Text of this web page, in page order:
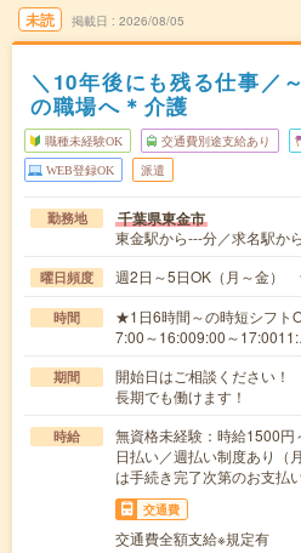
未読 掲載日 2026/08/05
＼10年後にも残る仕事／
の職場へ＊介護
職種未経験OK 交通費別途支給あり
WEB登録OK 派遣
勤務地 千葉県東金市
東金駅から---分／求名駅か
曜日頻度 週2日～5日OK（月～金）
時間
★1日6時間～の時短シフト
7:00～16:009:00～
期間
開始日はご相談ください
長期でも働けます！
時給
無資格未経験：時給1500
日払い／週払い制度あり（
は手続き完了次第のお支払
交通費
交通費全額支給※規定有